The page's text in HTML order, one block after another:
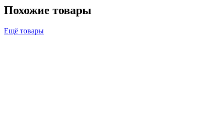
Похожие товары
Ещё товары